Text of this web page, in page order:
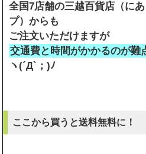
全国7店舗の三越百貨店（に
プ）からも
ご注文いただけますが
交通費と時間がかかるのが難
ヽ(´Д`；)ﾉ
ここから買うと送料無料に！